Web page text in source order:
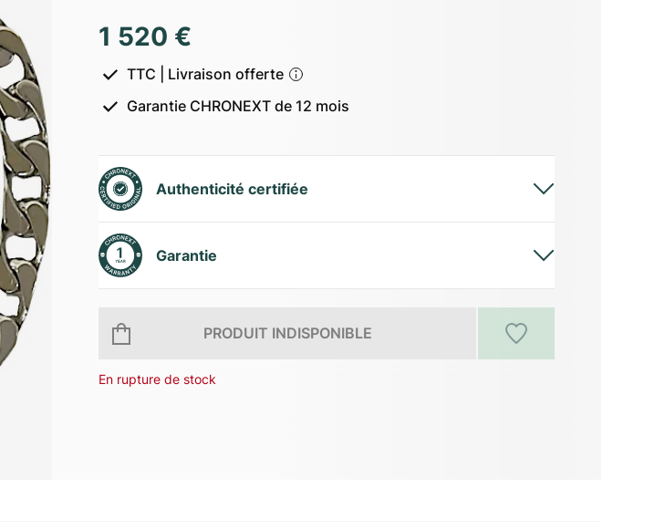
1 520 €
TTC | Livraison offerte
Garantie CHRONEXT de 12 mois
Authenticité certifiée
Garantie
PRODUIT INDISPONIBLE
En rupture de stock